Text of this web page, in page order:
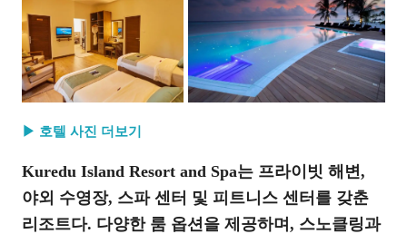
▶ 호텔 사진 더보기
Kuredu Island Resort and Spa는 프라이빗 해변,
야외 수영장, 스파 센터 및 피트니스 센터를 갖춘
리조트다. 다양한 룸 옵션을 제공하며, 스노클링과